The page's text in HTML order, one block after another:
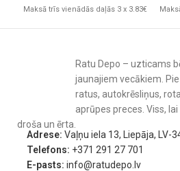
Maksā trīs vienādās daļās 3 x 3.83€
Ratu Depo – uzticams
jaunajiem vecākiem.
ratus, autokrēsliņus,
aprūpes preces. Viss,
droša un ērta.
Adrese: Vaļņu iela 13, Liepāja, LV-
Telefons: +371 291 27 701
E-pasts: info@ratudepo.lv